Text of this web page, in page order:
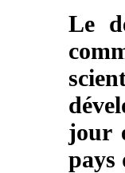
Le
jour
pays